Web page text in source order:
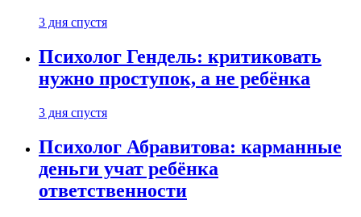
3 дня спустя
Психолог Гендель: критиковать
нужно проступок, а не ребёнка
3 дня спустя
Психолог Абравитова: карманные
деньги учат ребёнка
ответственности